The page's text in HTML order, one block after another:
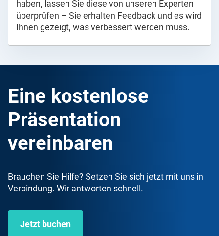
haben, lassen Sie diese von unseren Experten
überprüfen – Sie erhalten Feedback und es wird
Ihnen gezeigt, was verbessert werden muss.
Eine kostenlose
Präsentation
vereinbaren
Brauchen Sie Hilfe? Setzen Sie sich jetzt mit uns in
Verbindung. Wir antworten schnell.
Jetzt buchen